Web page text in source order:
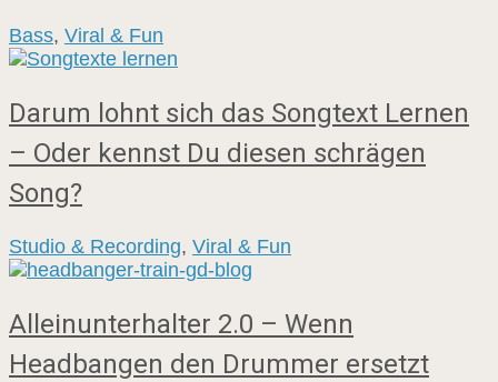
Bass, Viral & Fun
Darum lohnt sich das Songtext Lernen
– Oder kennst Du diesen schrägen
Song?
Studio & Recording, Viral & Fun
Alleinunterhalter 2.0 – Wenn
Headbangen den Drummer ersetzt